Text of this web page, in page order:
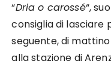
“Dria o carossé“,
consiglia di lasciare
seguente, di
alla stazione di